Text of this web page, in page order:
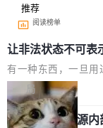
推荐
阅读榜单
让非法状态不可表
的帖子在 Reddit
有一种东西，一旦用
eev 管它叫"软件设
鲜——代数数据类型
（sum type）。但他
局
Cloudflare 开源内